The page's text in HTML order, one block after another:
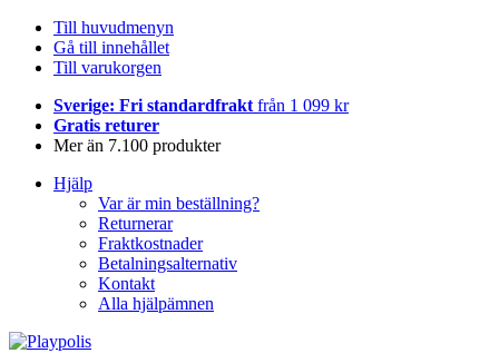
Till huvudmenyn
Gå till innehållet
Till varukorgen
Sverige: Fri standardfrakt från 1 099 kr
Gratis returer
Mer än 7.100 produkter
Hjälp
Var är min beställning?
Returnerar
Fraktkostnader
Betalningsalternativ
Kontakt
Alla hjälpämnen